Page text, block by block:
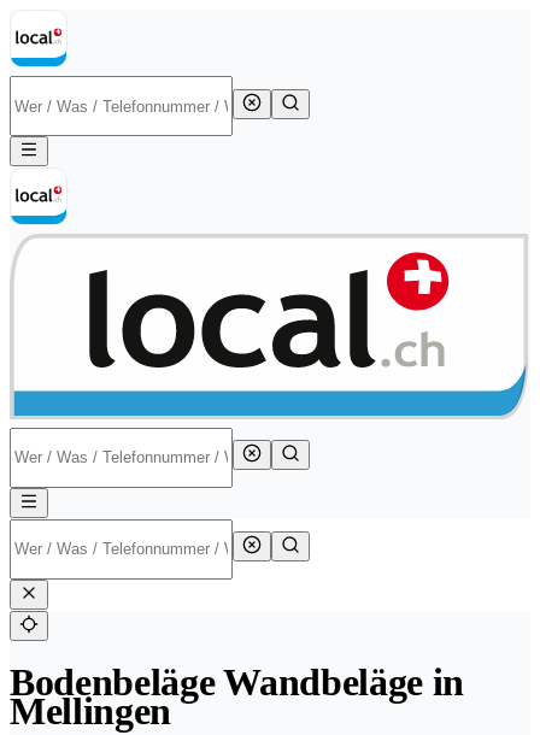
Bodenbeläge Wandbeläge in
Mellingen